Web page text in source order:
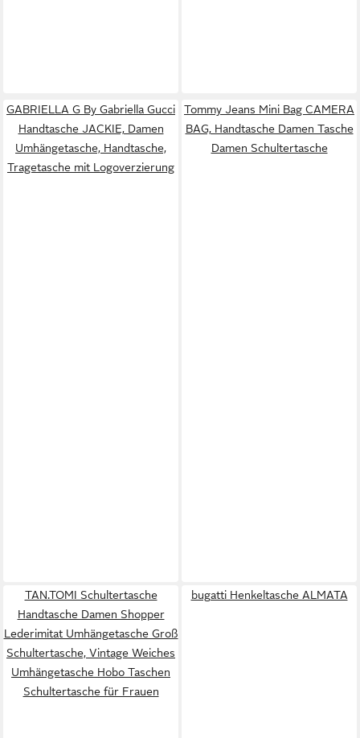
GABRIELLA G By Gabriella Gucci
Handtasche JACKIE, Damen
Umhängetasche, Handtasche,
Tragetasche mit Logoverzierung
Tommy Jeans Mini Bag CAMERA
BAG, Handtasche Damen Tasche
Damen Schultertasche
TAN.TOMI Schultertasche
Handtasche Damen Shopper
Lederimitat Umhängetasche Groß
Schultertasche, Vintage Weiches
Umhängetasche Hobo Taschen
Schultertasche für Frauen
bugatti Henkeltasche ALMATA